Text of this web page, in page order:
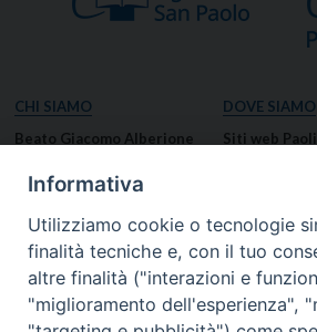
CHI SIAMO
Beato Giacomo Alberione
Missione Paolina
Luoghi delle Origini
Governo Generale
DOVE SIAMO
Siti web
Notizie dal
Notizie in
RISORSE
Informativa
Utilizziamo cookie o tecnologie
finalità tecniche e, con il tuo
altre finalità ("interazioni e
"miglioramento dell'esperienza",